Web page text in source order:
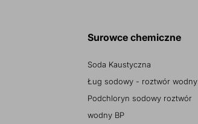
Surowce chemiczne
Soda Kaustyczna
Ług sodowy - roztwór wodny
Podchloryn sodowy roztwór
wodny BP